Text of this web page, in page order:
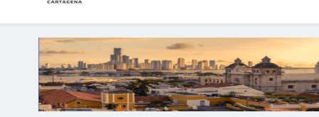
Condenan a dos
Dos
Hallan a una
LAS NOTICIAS CARTAGENA
Periodismo e Investigación